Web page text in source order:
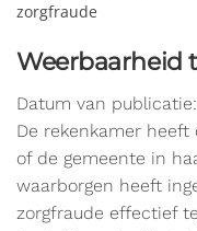
zorgfraude
Weerbaarheid
Datum van
De rekenkamer heeft
of de gemeente in
waarborgen heeft
zorgfraude effectief